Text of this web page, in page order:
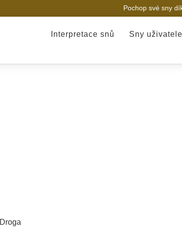
Pochop své sny
Interpretace snů Sny uživatele
Droga